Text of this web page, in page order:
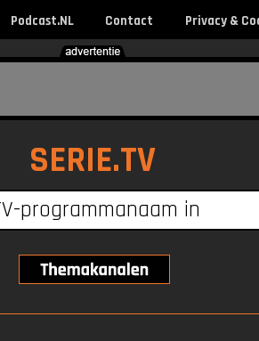
Podcast.NL Contact Privacy &
SERIE.TV